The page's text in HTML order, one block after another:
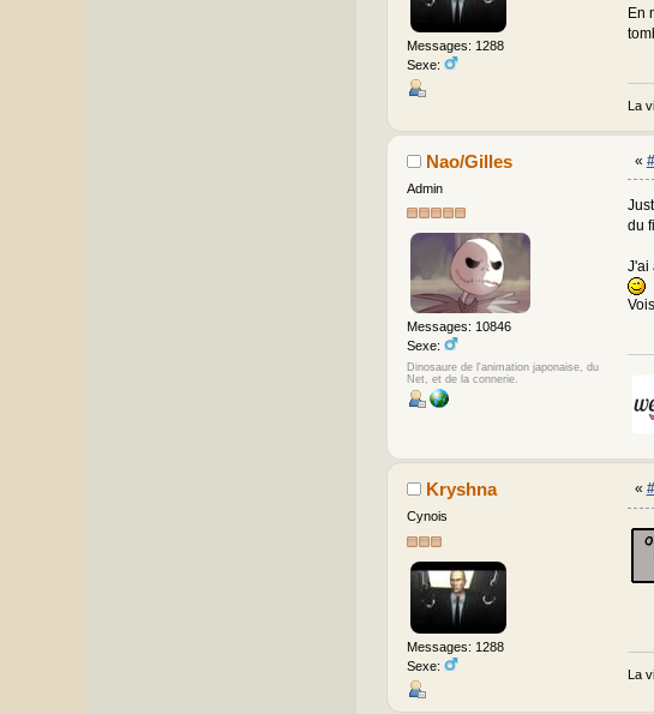
Messages: 1288
Sexe:
En
La
Nao/Gilles
Admin
Messages: 10846
Sexe:
Dinosaure de l'animation japonaise, du
Net, et de la connerie.
«
du
J'ai
Kryshna
Cynois
Messages: 1288
Sexe:
«
La